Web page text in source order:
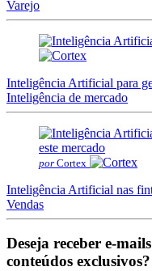
Varejo
Inteligência Artificial para
Inteligência de mercado
por Cortex
Inteligência Artificial nas
Vendas
Deseja receber e-
conteúdos exclusivos?